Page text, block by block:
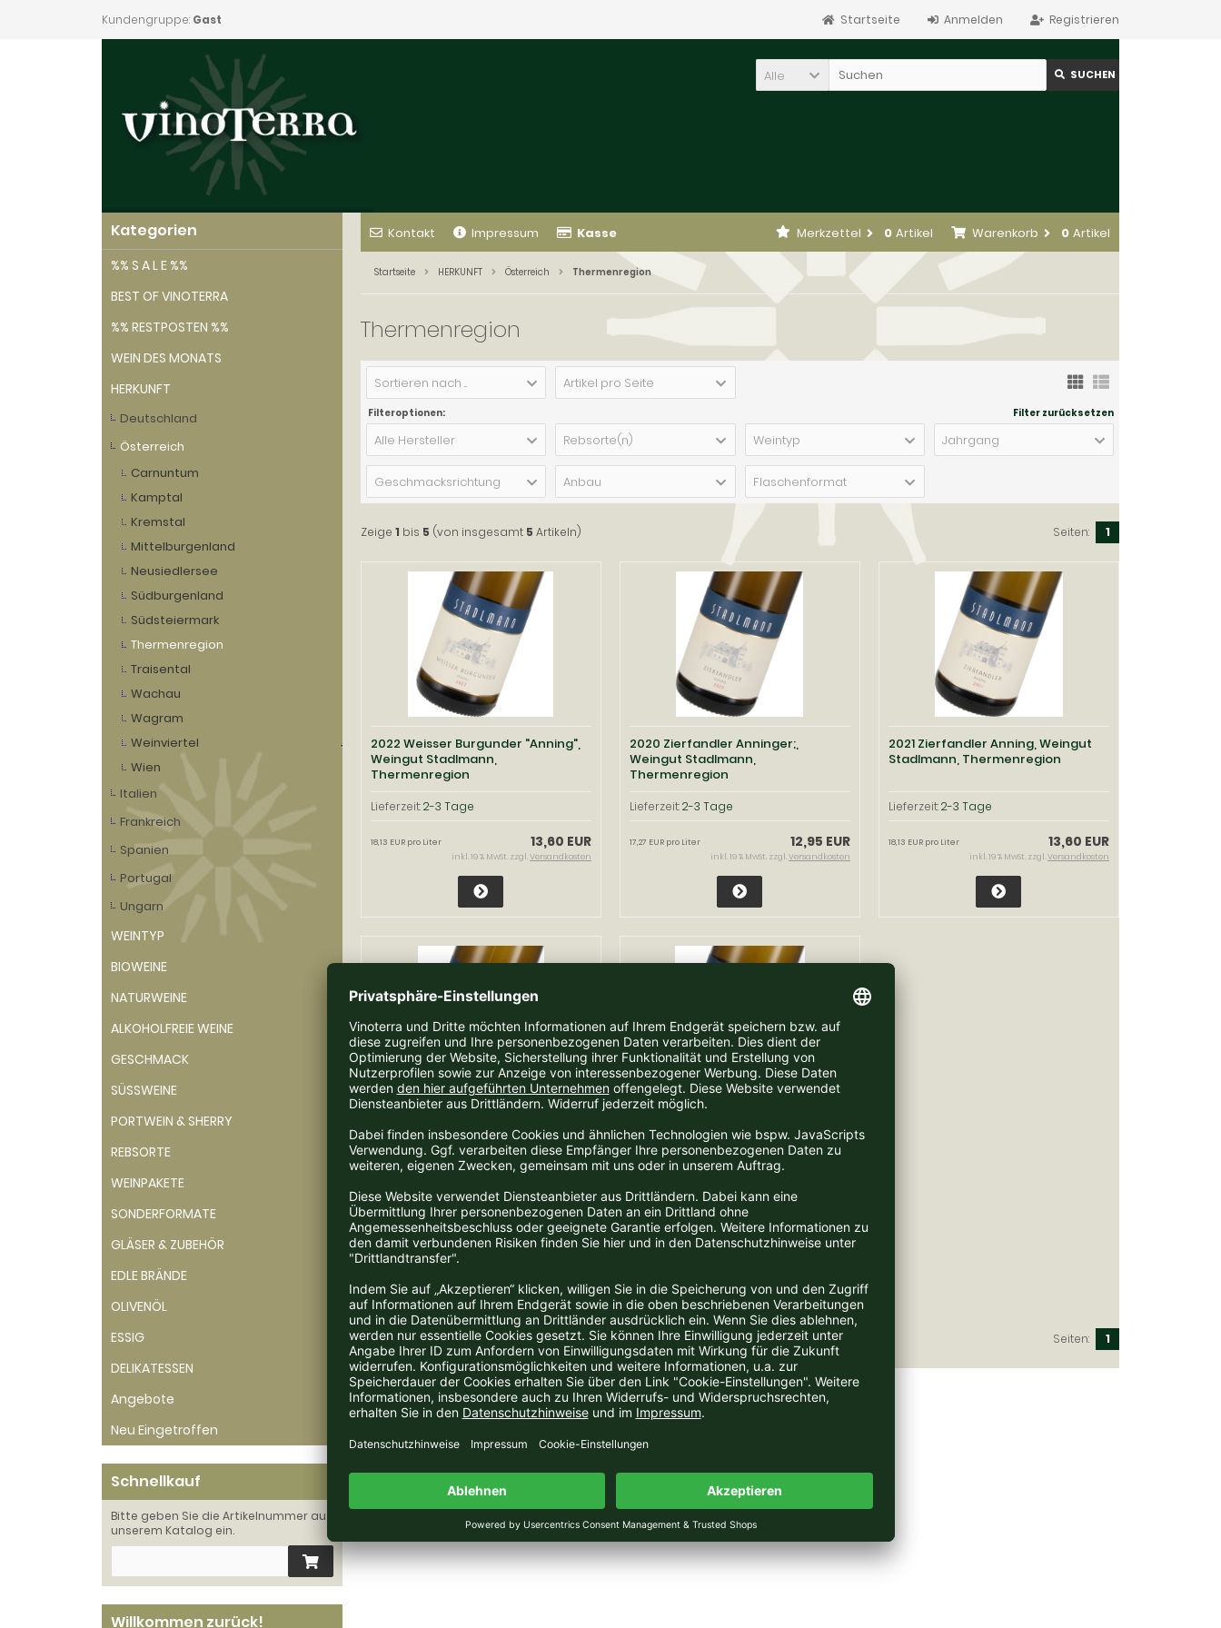
Kundengruppe: Gast Registrieren
Anmelden
Startseite
Alle SUCHEN
Kontakt Impressum Kasse Warenkorb 0 Artikel
Merkzettel 0 Artikel
Startseite HERKUNFT Österreich Thermenregion
Thermenregion
Sortieren nach ... Artikel pro Seite
Filteroptionen: Filter zurücksetzen
Alle Hersteller Rebsorte(n) Weintyp Jahrgang
Geschmacksrichtung Anbau Flaschenformat
Zeige 1 bis 5 (von insgesamt 5 Artikeln) Seiten: 1
2022 Weisser Burgunder "Anning",
Weingut Stadlmann,
Thermenregion
Lieferzeit:2-3 Tage
13,60 EUR
18,13 EUR pro Liter
inkl. 19 % MwSt. zzgl.Versandkosten
2020 Zierfandler Anninger;,
Weingut Stadlmann,
Thermenregion
Lieferzeit:2-3 Tage
12,95 EUR
17,27 EUR pro Liter
inkl. 19 % MwSt. zzgl.Versandkosten
2021 Zierfandler Anning, Weingut
Stadlmann, Thermenregion
Lieferzeit:2-3 Tage
13,60 EUR
18,13 EUR pro Liter
inkl. 19 % MwSt. zzgl.Versandkosten
Weingut Stadlmann,
Thermenregion
36,90 EUR
49,20 EUR pro Liter
inkl. 19 % MwSt. zzgl.Versandkosten
Stadlmann, Thermenregion
29,33 EUR pro Liter
inkl. 19 % MwSt. zzgl.Versandkosten
Zeige 1bis5(von insgesamt5 Artikeln) Seiten: 1
Kategorien
%% S A L E %%
BEST OF VINOTERRA
%% RESTPOSTEN %%
WEIN DES MONATS
HERKUNFT
Deutschland
Österreich
Carnuntum
Kamptal
Kremstal
Mittelburgenland
Neusiedlersee
Südburgenland
Südsteiermark
Thermenregion
Traisental
Wachau
Wagram
Weinviertel
Wien
Italien
Frankreich
Spanien
Portugal
Ungarn
WEINTYP
BIOWEINE
NATURWEINE
ALKOHOLFREIE WEINE
GESCHMACK
SÜSSWEINE
PORTWEIN & SHERRY
REBSORTE
WEINPAKETE
SONDERFORMATE
GLÄSER & ZUBEHÖR
EDLE BRÄNDE
OLIVENÖL
ESSIG
DELIKATESSEN
Angebote
Neu Eingetroffen
Schnellkauf
Bitte geben Sie die Artikelnummer aus
unserem Katalog ein.
Willkommen zurück!